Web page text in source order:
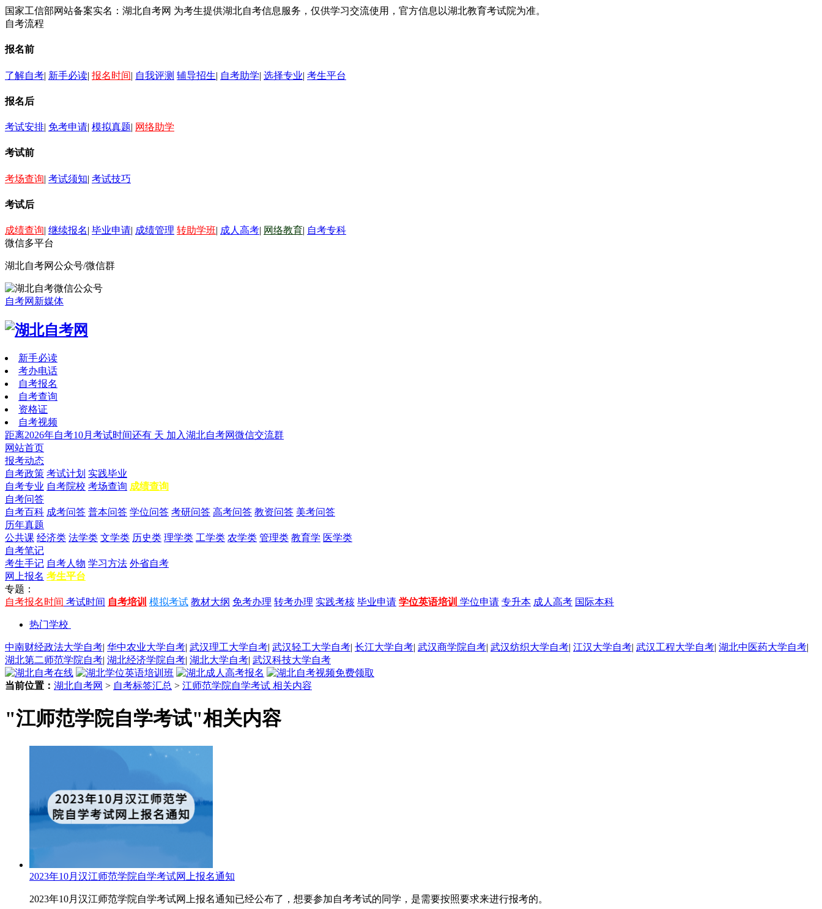
国家工信部网站备案实名：湖北自考网 为考生提供湖北自考信息服务，仅供学习交流使用，官方信息以湖北教育考试院为准。
自考流程
报名前
了解自考| 新手必读| 报名时间| 自我评测 辅导招生| 自考助学| 选择专业| 考生平台
报名后
考试安排| 免考申请| 模拟真题| 网络助学
考试前
考场查询| 考试须知| 考试技巧
考试后
成绩查询| 继续报名| 毕业申请| 成绩管理 转助学班| 成人高考| 网络教育| 自考专科
微信多平台
湖北自考网公众号/微信群
自考网新媒体
新手必读
考办电话
自考报名
自考查询
资格证
自考视频
距离2026年自考10月考试时间还有 天 加入湖北自考网微信交流群
网站首页
报考动态
自考政策 考试计划 实践毕业
自考专业 自考院校 考场查询 成绩查询
自考问答
自考百科 成考问答 普本问答 学位问答 考研问答 高考问答 教资问答 美考问答
历年真题
公共课 经济类 法学类 文学类 历史类 理学类 工学类 农学类 管理类 教育学 医学类
自考笔记
考生手记 自考人物 学习方法 外省自考
网上报名 考生平台
专题：
自考报名时间 考试时间 自考培训 模拟考试 教材大纲 免考办理 转考办理 实践考核 毕业申请 学位英语培训 学位申请 专升本 成人高考 国际本科
热门学校
中南财经政法大学自考| 华中农业大学自考| 武汉理工大学自考| 武汉轻工大学自考| 长江大学自考| 武汉商学院自考| 武汉纺织大学自考| 江汉大学自考| 武汉工程大学自考| 湖北中医药大学自考|
湖北第二师范学院自考| 湖北经济学院自考| 湖北大学自考| 武汉科技大学自考
当前位置： 湖北自考网 > 自考标签汇总 > 江师范学院自学考试 相关内容
"江师范学院自学考试"相关内容
2023年10月汉江师范学院自学考试网上报名通知
2023年10月汉江师范学院自学考试网上报名通知已经公布了，想要参加自考考试的同学，是需要按照要求来进行报考的。